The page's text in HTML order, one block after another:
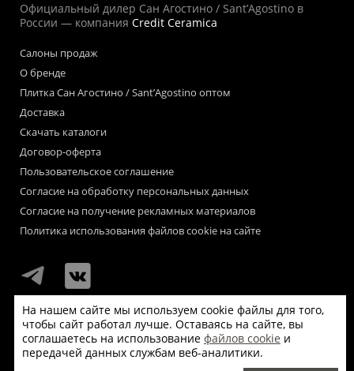
Официальный дилер Сан Агостино / Sant’Agostino в
России — компания Credit Ceramica
Салоны продаж
О бренде
Плитка Сан Агостино / Sant’Agostino оптом
Доставка
Скачать каталоги
Договор-оферта
Пользовательское соглашение
Согласие на обработку персональных данных
Согласие на получение рекламных материалов
Политика использования файлов cookie на сайте
Мы используем файлы «cookie» для функционирования сайта.
Если Вас это не устраивает, пожалуйста, покиньте сайт.
На нашем сайте мы используем cookie файлы для того,
чтобы сайт работал лучше. Оставаясь на сайте, вы
соглашаетесь на использование файлов cookie и
передачей данных службам веб-аналитики.